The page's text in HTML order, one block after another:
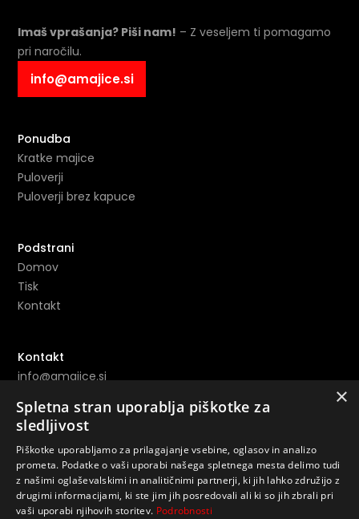
Imaš vprašanja? Piši nam! – Z veseljem ti pomagamo
pri naročilu.
info@amajice.si
Ponudba
Kratke majice
Puloverji
Puloverji brez kapuce
Podstrani
Domov
Tisk
Kontakt
Kontakt
info@amajice.si
Povezave
Instagram ->
Youtube ->
×
Spletna stran uporablja piškotke za
sledljivost
Piškotke uporabljamo za prilagajanje vsebine, oglasov in analizo
prometa. Podatke o vaši uporabi našega spletnega mesta delimo tudi
z našimi oglaševalskimi in analitičnimi partnerji, ki jih lahko združijo z
drugimi informacijami, ki ste jim jih posredovali ali ki so jih zbrali pri
vaši uporabi njihovih storitev. Podrobnosti